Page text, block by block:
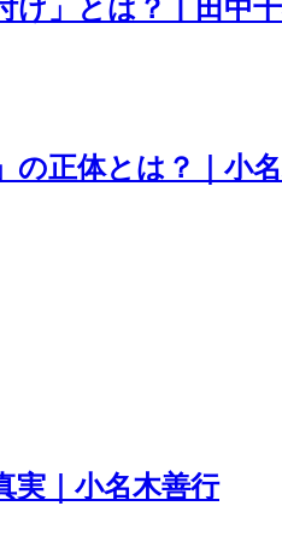
け」とは？丨田中
の正体とは？｜小
実｜小名木善行